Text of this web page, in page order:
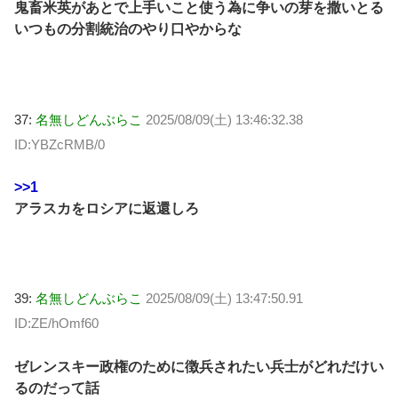
鬼畜米英があとで上手いこと使う為に争いの芽を撒いとる
いつもの分割統治のやり口やからな
37: 名無しどんぶらこ 2025/08/09(土) 13:46:32.38
ID:YBZcRMB/0
>>1
アラスカをロシアに返還しろ
39: 名無しどんぶらこ 2025/08/09(土) 13:47:50.91
ID:ZE/hOmf60
ゼレンスキー政権のために徴兵されたい兵士がどれだけい
るのだって話